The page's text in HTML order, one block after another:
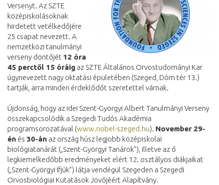
Versenyt. Az SZTE
középiskolásoknak
hirdetett vetélkedőjére
25 csapat nevezett. A
nemzetközi tanulmányi
verseny döntőjét 12 óra
45 perctől 15 óráig az SZTE Általános Orvostudományi Kar
úgynevezett nagy oktatási épületében (Szeged, Dóm tér 13.)
tartják, arra minden érdeklődőt szeretettel várnak.
Újdonság, hogy az idei Szent-Györgyi Albert Tanulmányi Verseny
összekapcsolódik a Szegedi Tudós Akadémia
programsorozatával (www.nobel-szeged.hu). November 29-
én és 30-án az ország húsz legjobb középiskolai
biológiatanárát („Szent-Györgyi Tanárok”), illetve az ő
legkiemelkedőbb eredményeket elért 12. osztályos diákjaikat
(„Szent-Györgyi Ifjúk”) látja vendégül Szegeden a Szegedi
Orvosbiológiai Kutatások Jövőjéért Alapítvány.